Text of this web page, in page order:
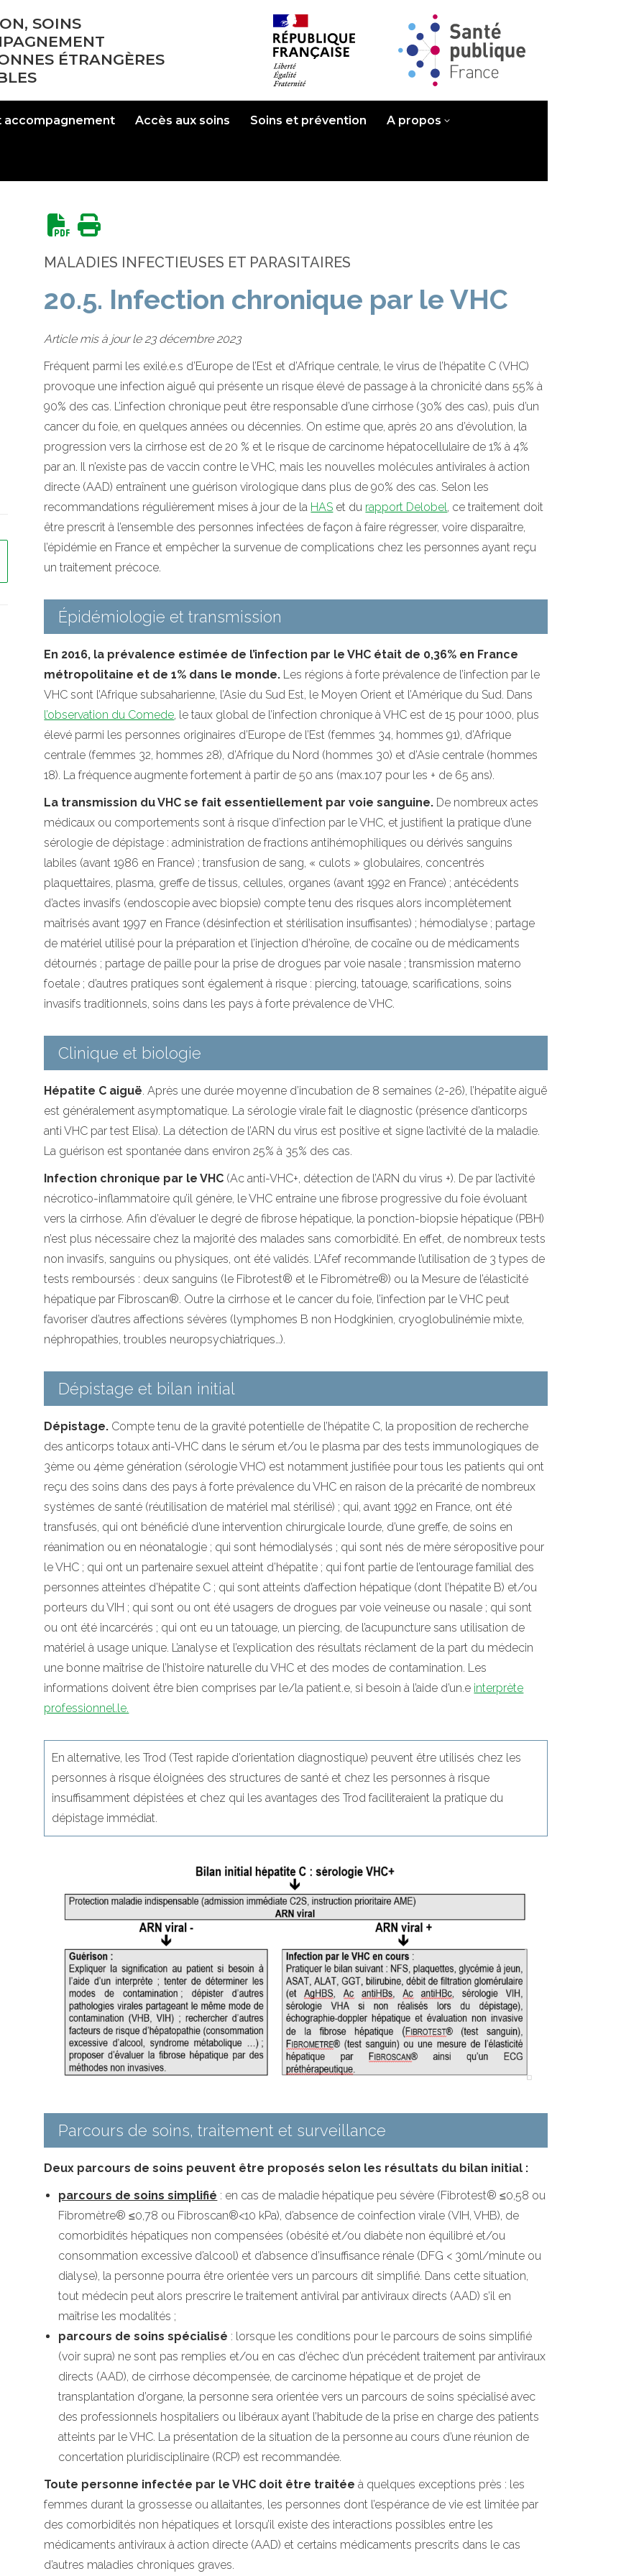
SOINS
ÉTRANGÈRES
accompagnement Accès aux soins Soins et prévention A propos
20.5. Infection chronique par le VHC
MALADIES INFECTIEUSES ET PARASITAIRES
Article mis à jour le 23 décembre 2023
Fréquent parmi les exilé.e.s d’Europe de l’Est et d’Afrique centrale, le virus de l’hépatite C (VHC)
provoque une infection aiguë qui présente un risque élevé de passage à la chronicité dans 55% à
90% des cas. L’infection chronique peut être responsable d’une cirrhose (30% des cas), puis d’un
cancer du foie, en quelques années ou décennies. On estime que, après 20 ans d’évolution, la
progression vers la cirrhose est de 20 % et le risque de carcinome hépatocellulaire de 1% à 4%
par an. Il n’existe pas de vaccin contre le VHC, mais les nouvelles molécules antivirales à action
directe (AAD) entraînent une guérison virologique dans plus de 90% des cas. Selon les
recommandations régulièrement mises à jour de la HAS et du rapport Delobel, ce traitement doit
être prescrit à l’ensemble des personnes infectées de façon à faire régresser, voire disparaître,
l’épidémie en France et empêcher la survenue de complications chez les personnes ayant reçu
un traitement précoce.
Épidémiologie et transmission
En 2016, la prévalence estimée de l’infection par le VHC était de 0,36% en France
métropolitaine et de 1% dans le monde. Les régions à forte prévalence de l’infection par le
VHC sont l’Afrique subsaharienne, l’Asie du Sud Est, le Moyen Orient et l’Amérique du Sud. Dans
l’observation du Comede, le taux global de l’infection chronique à VHC est de 15 pour 1000, plus
élevé parmi les personnes originaires d’Europe de l’Est (femmes 34, hommes 91), d’Afrique
centrale (femmes 32, hommes 28), d’Afrique du Nord (hommes 30) et d’Asie centrale (hommes
18). La fréquence augmente fortement à partir de 50 ans (max.107 pour les + de 65 ans).
La transmission du VHC se fait essentiellement par voie sanguine. De nombreux actes
médicaux ou comportements sont à risque d’infection par le VHC, et justifient la pratique d’une
sérologie de dépistage : administration de fractions antihémophiliques ou dérivés sanguins
labiles (avant 1986 en France) ; transfusion de sang, « culots » globulaires, concentrés
plaquettaires, plasma, greffe de tissus, cellules, organes (avant 1992 en France) ; antécédents
d’actes invasifs (endoscopie avec biopsie) compte tenu des risques alors incomplètement
maîtrisés avant 1997 en France (désinfection et stérilisation insuffisantes) ; hémodialyse ; partage
de matériel utilisé pour la préparation et l’injection d’héroïne, de cocaïne ou de médicaments
détournés ; partage de paille pour la prise de drogues par voie nasale ; transmission materno
foetale ; d’autres pratiques sont également à risque : piercing, tatouage, scarifications, soins
invasifs traditionnels, soins dans les pays à forte prévalence de VHC.
Clinique et biologie
Hépatite C aiguë. Après une durée moyenne d’incubation de 8 semaines (2-26), l’hépatite aiguë
est généralement asymptomatique. La sérologie virale fait le diagnostic (présence d’anticorps
anti VHC par test Elisa). La détection de l’ARN du virus est positive et signe l’activité de la maladie.
La guérison est spontanée dans environ 25% à 35% des cas.
Infection chronique par le VHC (Ac anti-VHC+, détection de l’ARN du virus +). De par l’activité
nécrotico-inflammatoire qu’il génère, le VHC entraine une fibrose progressive du foie évoluant
vers la cirrhose. Afin d’évaluer le degré de fibrose hépatique, la ponction-biopsie hépatique (PBH)
n’est plus nécessaire chez la majorité des malades sans comorbidité. En effet, de nombreux tests
non invasifs, sanguins ou physiques, ont été validés. L’Afef recommande l’utilisation de 3 types de
tests remboursés : deux sanguins (le Fibrotest® et le Fibromètre®) ou la Mesure de l’élasticité
hépatique par Fibroscan®. Outre la cirrhose et le cancer du foie, l’infection par le VHC peut
favoriser d’autres affections sévères (lymphomes B non Hodgkinien, cryoglobulinémie mixte,
néphropathies, troubles neuropsychiatriques…).
Dépistage et bilan initial
Dépistage. Compte tenu de la gravité potentielle de l’hépatite C, la proposition de recherche
des anticorps totaux anti-VHC dans le sérum et/ou le plasma par des tests immunologiques de
3ème ou 4ème génération (sérologie VHC) est notamment justifiée pour tous les patients qui ont
reçu des soins dans des pays à forte prévalence du VHC en raison de la précarité de nombreux
systèmes de santé (réutilisation de matériel mal stérilisé) ; qui, avant 1992 en France, ont été
transfusés, qui ont bénéficié d’une intervention chirurgicale lourde, d’une greffe, de soins en
réanimation ou en néonatalogie ; qui sont hémodialysés ; qui sont nés de mère séropositive pour
le VHC ; qui ont un partenaire sexuel atteint d’hépatite ; qui font partie de l’entourage familial des
personnes atteintes d’hépatite C ; qui sont atteints d’affection hépatique (dont l’hépatite B) et/ou
porteurs du VIH ; qui sont ou ont été usagers de drogues par voie veineuse ou nasale ; qui sont
ou ont été incarcérés ; qui ont eu un tatouage, un piercing, de l’acupuncture sans utilisation de
matériel à usage unique. L’analyse et l’explication des résultats réclament de la part du médecin
une bonne maîtrise de l’histoire naturelle du VHC et des modes de contamination. Les
informations doivent être bien comprises par le/la patient.e, si besoin à l’aide d’un.e interprète
professionnel.le.
En alternative, les Trod (Test rapide d’orientation diagnostique) peuvent être utilisés chez les
personnes à risque éloignées des structures de santé et chez les personnes à risque
insuffisamment dépistées et chez qui les avantages des Trod faciliteraient la pratique du
dépistage immédiat.
Parcours de soins, traitement et surveillance
Deux parcours de soins peuvent être proposés selon les résultats du bilan initial :
parcours de soins simplifié : en cas de maladie hépatique peu sévère (Fibrotest® ≤0,58 ou
Fibromètre® ≤0,78 ou Fibroscan®<10 kPa), d’absence de coinfection virale (VIH, VHB), de
comorbidités hépatiques non compensées (obésité et/ou diabète non équilibré et/ou
consommation excessive d’alcool) et d’absence d’insuffisance rénale (DFG < 30ml/minute ou
dialyse), la personne pourra être orientée vers un parcours dit simplifié. Dans cette situation,
tout médecin peut alors prescrire le traitement antiviral par antiviraux directs (AAD) s’il en
maîtrise les modalités ;
parcours de soins spécialisé : lorsque les conditions pour le parcours de soins simplifié
(voir supra) ne sont pas remplies et/ou en cas d’échec d’un précédent traitement par antiviraux
directs (AAD), de cirrhose décompensée, de carcinome hépatique et de projet de
transplantation d’organe, la personne sera orientée vers un parcours de soins spécialisé avec
des professionnels hospitaliers ou libéraux ayant l’habitude de la prise en charge des patients
atteints par le VHC. La présentation de la situation de la personne au cours d’une réunion de
concertation pluridisciplinaire (RCP) est recommandée.
Toute personne infectée par le VHC doit être traitée à quelques exceptions près : les
femmes durant la grossesse ou allaitantes, les personnes dont l’espérance de vie est limitée par
des comorbidités non hépatiques et lorsqu’il existe des interactions possibles entre les
médicaments antiviraux à action directe (AAD) et certains médicaments prescrits dans le cas
d’autres maladies chroniques graves.